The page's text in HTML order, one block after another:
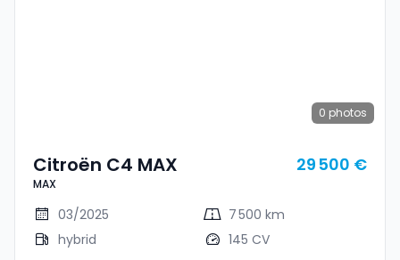
0 photos
Citroën C4 MAX
MAX
29 500 €
03/2025
7 500 km
hybrid
145 CV